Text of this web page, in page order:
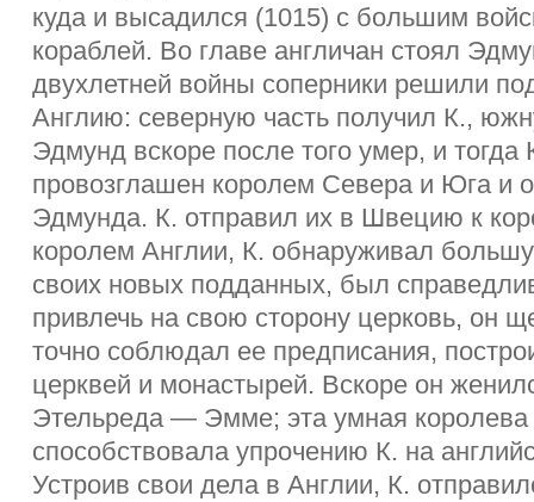
куда и высадился (1015) с большим
кораблей. Во главе англичан стоял
двухлетней войны соперники решили
Англию: северную часть получил К.,
Эдмунд вскоре после того умер, и тогда
провозглашен королем Севера и Юга и
Эдмунда. К. отправил их в Швецию к
королем Англии, К. обнаруживал
своих новых подданных, был
привлечь на свою сторону церковь, он
точно соблюдал ее предписания,
церквей и монастырей. Вскоре он
Этельреда — Эмме; эта умная королева
способствовала упрочению К. на
Устроив свои дела в Англии, К.